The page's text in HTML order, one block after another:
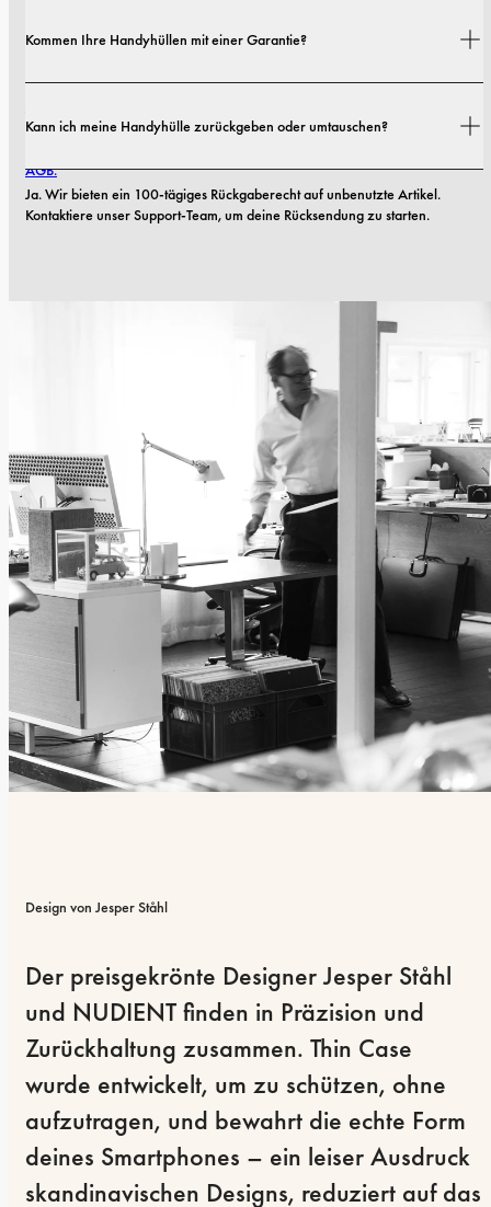
Details findest du in unserer Versandrichtlinie.
Kommen Ihre Handyhüllen mit einer Garantie?
innerhalb der ersten 12 Monate Material- oder Verarbeitungsfehler
AGB.
Kann ich meine Handyhülle zurückgeben oder umtauschen?
Ja. Wir bieten ein 100-tägiges Rückgaberecht auf unbenutzte Artikel.
Kontaktiere unser Support-Team, um deine Rücksendung zu starten.
Design von Jesper Ståhl
Der preisgekrönte Designer Jesper Ståhl
und NUDIENT finden in Präzision und
Zurückhaltung zusammen. Thin Case
wurde entwickelt, um zu schützen, ohne
aufzutragen, und bewahrt die echte Form
deines Smartphones – ein leiser Ausdruck
skandinavischen Designs, reduziert auf das